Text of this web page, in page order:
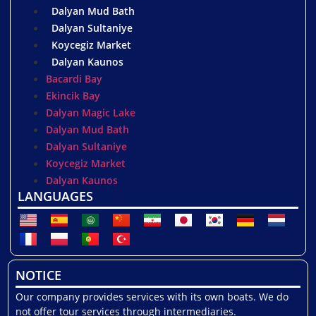
Пар:Романтичная и живописная
однодневная поездка вдали от шумных
курортов.
Небольших групп друзей:
отметить особые случаи или просто
насладиться полным днем на море в
уединении.
Любителей природы и фотографии:
Интересующихся пейзажами, дикой
природой и прибрежными видами.
Практическая информация и
советы
Тур обычно проводится как частный однодневный
Цены обычно рассчитываются исходя из
максимальной вместимости лодки, поэтому
рекомендуется указать количество человек в вашей
Dalyan Mud Bath
Dalyan Sultaniye
Koycegiz Market
Dalyan Kaunos
Bacardi Bay
Ekincik Bay
Dalyan Magic Lake
Dalyan Mud Bath
Dalyan Sultaniye
Koycegiz Market
Dalyan Kaunos
LANGUAGES
NOTICE
Our company provides services with its own boats. We do
not offer tour services through intermediaries.